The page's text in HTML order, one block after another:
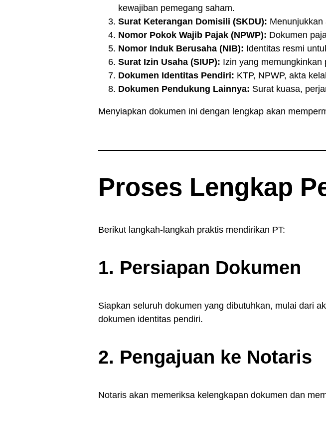
kewajiban pemegang saham.
Surat Keterangan Domisili (SKDU): Menunjukkan
Nomor Pokok Wajib Pajak (NPWP): Dokumen
Nomor Induk Berusaha (NIB): Identitas resmi
Surat Izin Usaha (SIUP): Izin yang
Dokumen Identitas Pendiri: KTP, NPWP, akta
Dokumen Pendukung Lainnya: Surat kuasa,
Menyiapkan dokumen ini dengan lengkap akan
Proses Lengkap
Berikut langkah-langkah praktis mendirikan PT:
1. Persiapan Dokumen
Siapkan seluruh dokumen yang dibutuhkan, mulai dari
dokumen identitas pendiri.
2. Pengajuan ke Notaris
Notaris akan memeriksa kelengkapan dokumen dan